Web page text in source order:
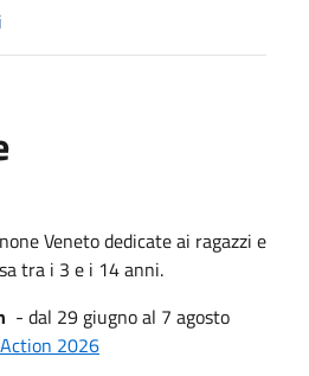
Veneto dedicate ai ragazzi e
tra i 3 e i 14 anni.
- dal 29 giugno al 7 agosto
2026